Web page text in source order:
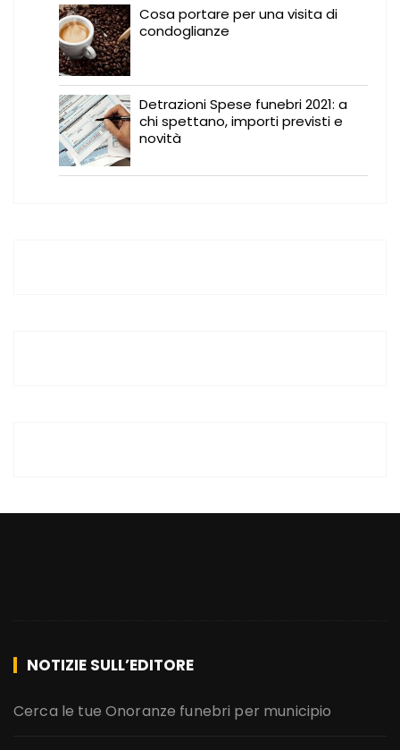
Cosa portare per una visita di
condoglianze
Detrazioni Spese funebri 2021: a
chi spettano, importi previsti e
novità
NOTIZIE SULL’EDITORE
Cerca le tue Onoranze funebri per municipio